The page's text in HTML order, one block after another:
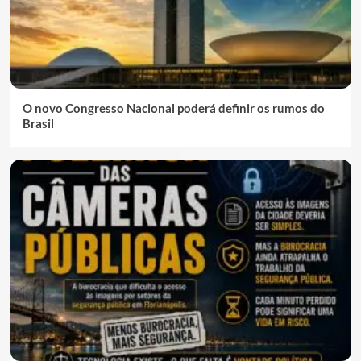
O novo Congresso Nacional poderá definir os rumos do
Brasil